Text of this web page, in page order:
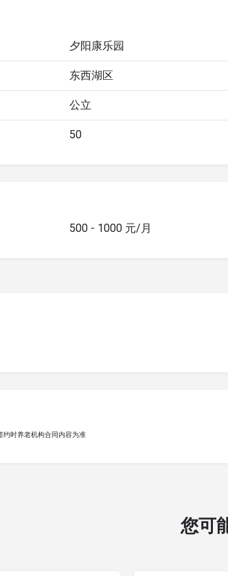
夕阳康乐园
东西湖区
公立
50
500 - 1000 元/月
约时养老机构合同内容为准
您可